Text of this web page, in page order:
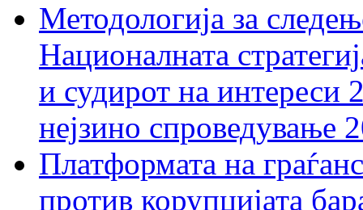
Методологија за
Националната
и судирот на интереси
нејзино спроведување
Платформата на
против корупцијата